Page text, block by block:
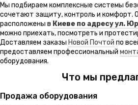
Мы подбираем комплексные системы
сочетают защиту, контроль и комфорт.
расположены в Киеве по адресу ул.
можно приехать, посмотреть и
Доставляем заказы Новой Почтой по
предоставляем профессиональный
оборудования.
Что мы
Продажа оборудования